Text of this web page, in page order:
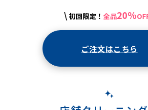
\ 初回限定！ 全品20%
ご注文はこちら